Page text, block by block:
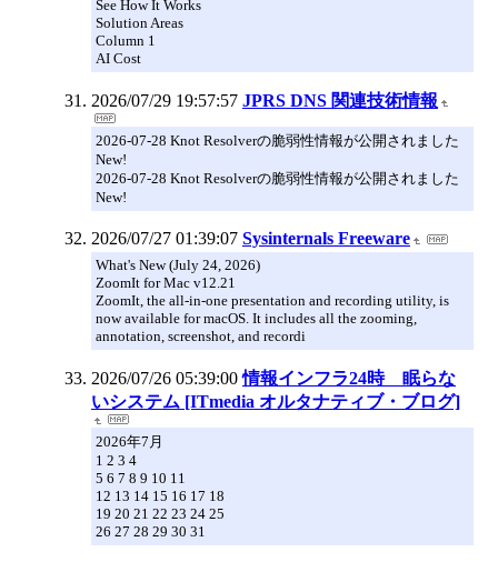
See How It Works
Solution Areas
Column 1
AI Cost
2026/07/29 19:57:57 JPRS DNS 関連技術情報
2026-07-28 Knot Resolverの脆弱性情報が公開されました
New!
2026-07-28 Knot Resolverの脆弱性情報が公開されました
New!
2026/07/27 01:39:07 Sysinternals Freeware
What's New (July 24, 2026)
ZoomIt for Mac v12.21
ZoomIt, the all-in-one presentation and recording utility, is
now available for macOS. It includes all the zooming,
annotation, screenshot, and recordi
2026/07/26 05:39:00 情報インフラ24時 眠らな
いシステム [ITmedia オルタナティブ・ブログ]
2026年7月
1 2 3 4
5 6 7 8 9 10 11
12 13 14 15 16 17 18
19 20 21 22 23 24 25
26 27 28 29 30 31